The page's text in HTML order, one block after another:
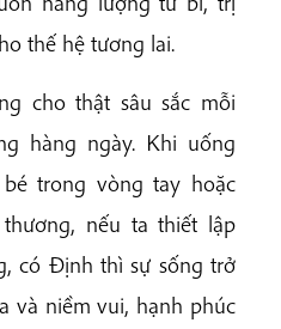
thế hệ tương lai.
cho thật sâu sắc mỗi
hàng ngày. Khi uống
trong vòng tay hoặc
nếu ta thiết lập
có Định thì sự sống trở
và niềm vui, hạnh phúc